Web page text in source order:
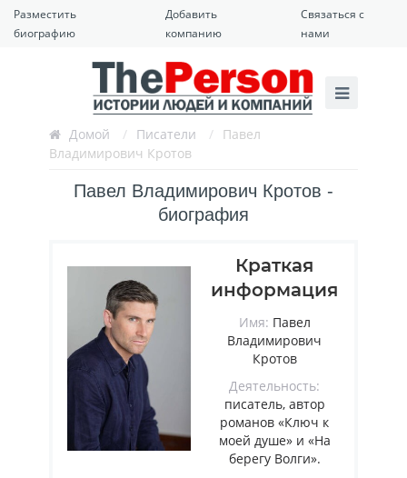
Разместить
биографию
Добавить
компанию
Связаться с
нами
Домой / Писатели / Павел
Владимирович Кротов
Павел Владимирович Кротов -
биография
Краткая
информация
Имя: Павел
Владимирович
Кротов
Деятельность:
писатель, автор
романов «Ключ к
моей душе» и «На
берегу Волги».